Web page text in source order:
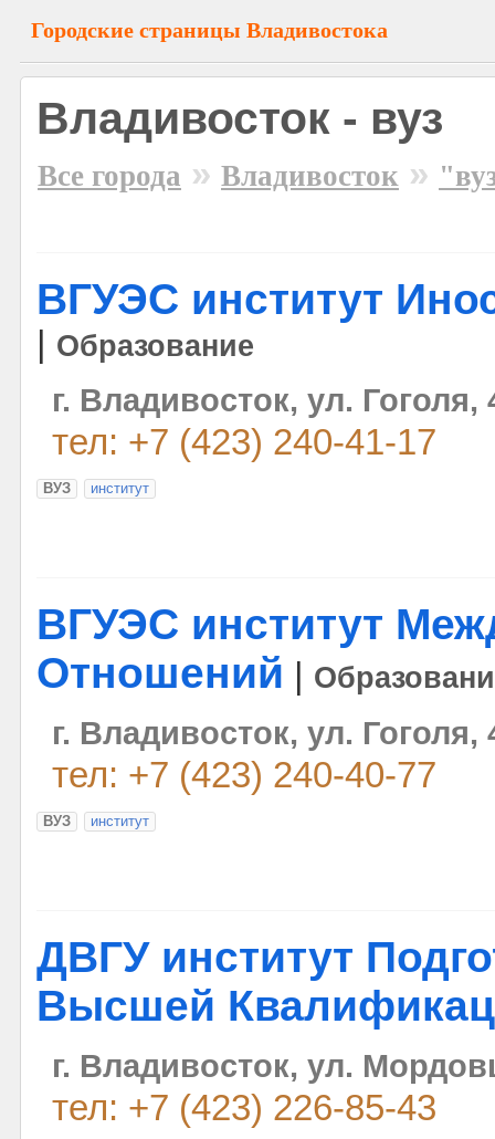
Городские страницы Владивостока
Владивосток - вуз
Все города » Владивосток »
ВГУЭС институт
Образование
г. Владивосток, ул. Гоголя,
тел: +7 (423) 240-41-17
ВУЗ институт
ВГУЭС институт
Отношений
г. Владивосток, ул. Гоголя,
тел: +7 (423) 240-40-77
ВУЗ институт
ДВГУ институт
Высшей
г. Владивосток, ул.
тел: +7 (423) 226-85-43